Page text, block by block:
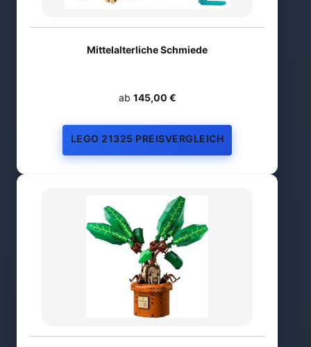
Mittelalterliche Schmiede
ab 145,00 €
LEGO 21325 PREISVERGLEICH